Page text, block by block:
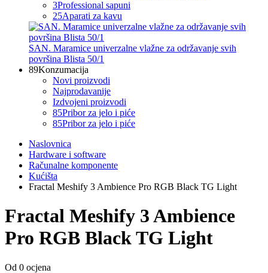
3Professional sapuni
25Aparati za kavu
SAN. Maramice univerzalne vlažne za održavanje svih
površina Blista 50/1
89Konzumacija
Novi proizvodi
Najprodavanije
Izdvojeni proizvodi
85Pribor za jelo i piće
85Pribor za jelo i piće
Naslovnica
Hardware i software
Računalne komponente
Kućišta
Fractal Meshify 3 Ambience Pro RGB Black TG Light
Fractal Meshify 3 Ambience
Pro RGB Black TG Light
Od 0 ocjena